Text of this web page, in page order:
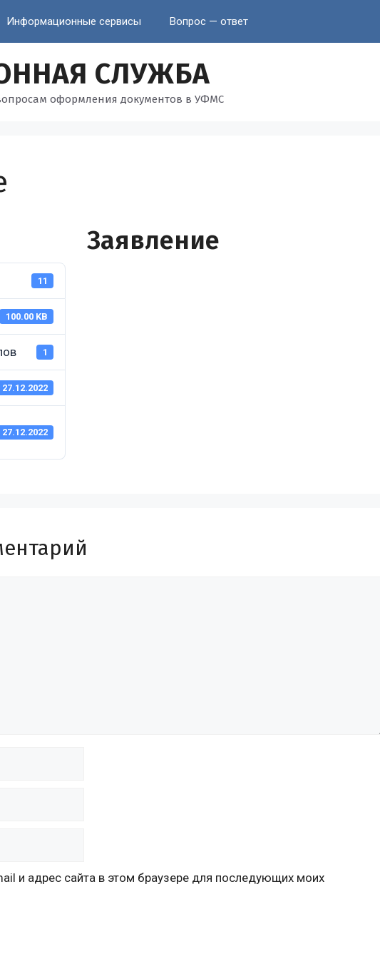
Информационные сервисы Вопрос — ответ
СЛУЖБА
оформления документов в УФМС
11
100.00 KB
1
27.12.2022
27.12.2022
Заявление
и адрес сайта в этом браузере для последующих моих